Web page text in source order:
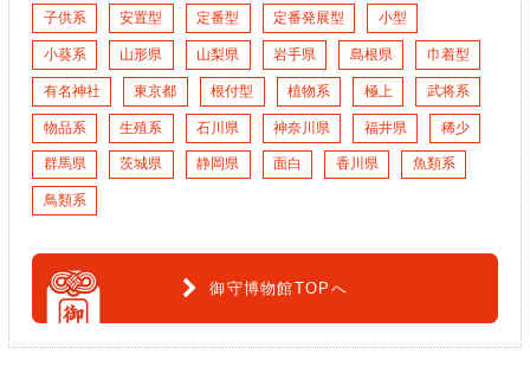
子供系 安置型 定番型 定番発展型 小型
小葵系 山形県 山梨県 岩手県 島根県 巾着型
有名神社 東京都 根付型 植物系 極上 武将系
物品系 生殖系 石川県 神奈川県 福井県 稀少
群馬県 茨城県 静岡県 面白 香川県 魚類系
鳥類系
御守博物館TOPへ